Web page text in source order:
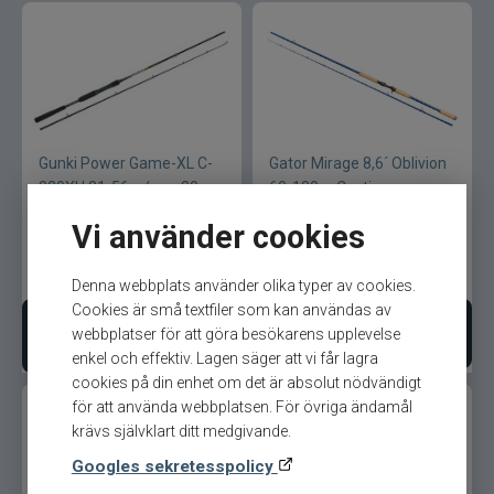
Vi använder cookies
Denna webbplats använder olika typer av cookies.
Cookies är små textfiler som kan användas av
webbplatser för att göra besökarens upplevelse
enkel och effektiv. Lagen säger att vi får lagra
cookies på din enhet om det är absolut nödvändigt
för att använda webbplatsen. För övriga ändamål
krävs självklart ditt medgivande.
Googles sekretesspolicy
Gunki Power Game-XL C-
220XH 21-56gr/max80
kr
Lägg i varukorgen
Gator Mirage 8,6´ Oblivion
60-180gr Casting
1 799
Bevaka produkt